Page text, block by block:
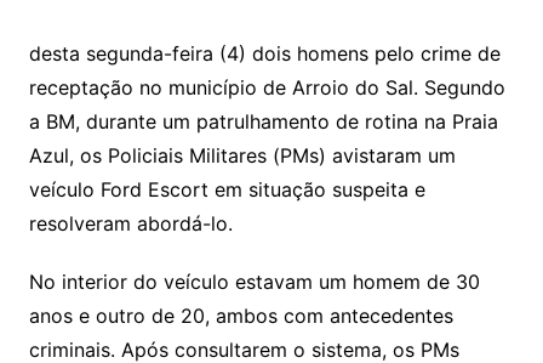
desta segunda-feira (4) dois homens pelo crime de
receptação no município de Arroio do Sal. Segundo
a BM, durante um patrulhamento de rotina na Praia
Azul, os Policiais Militares (PMs) avistaram um
veículo Ford Escort em situação suspeita e
resolveram abordá-lo.
No interior do veículo estavam um homem de 30
anos e outro de 20, ambos com antecedentes
criminais. Após consultarem o sistema, os PMs